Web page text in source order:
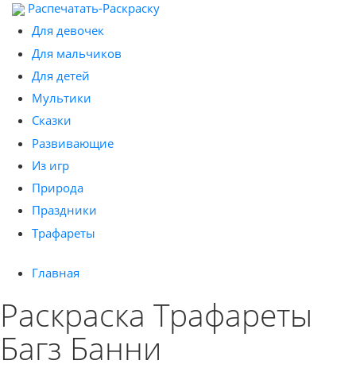
Распечатать-Раскраску
Для девочек
Для мальчиков
Для детей
Мультики
Сказки
Развивающие
Из игр
Природа
Праздники
Трафареты
Главная
Раскраска Трафареты
Багз Банни